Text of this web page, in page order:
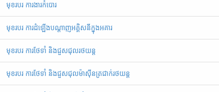
មុខរបរ ការងារកំបោរ
មុខរបរ ការដំឡើងបណ្ដាញអគ្គិសនីក្នុងអគារ
មុខរបរ ការថែទាំ និងជួសជុលរថយន្ត
មុខរបរ ការថែទាំ និងជួសជុលម៉ាស៊ីនត្រជាក់រថយន្ត